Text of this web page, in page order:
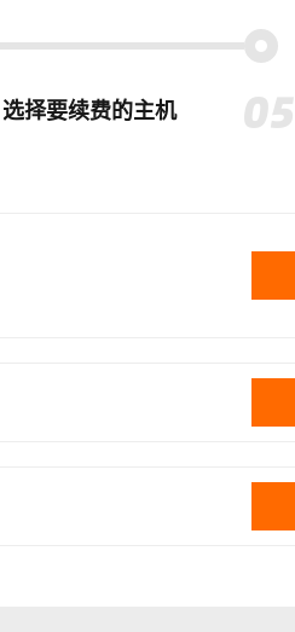
选择要续费的主机